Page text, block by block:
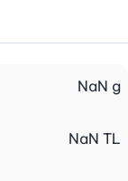
NaN g
NaN TL